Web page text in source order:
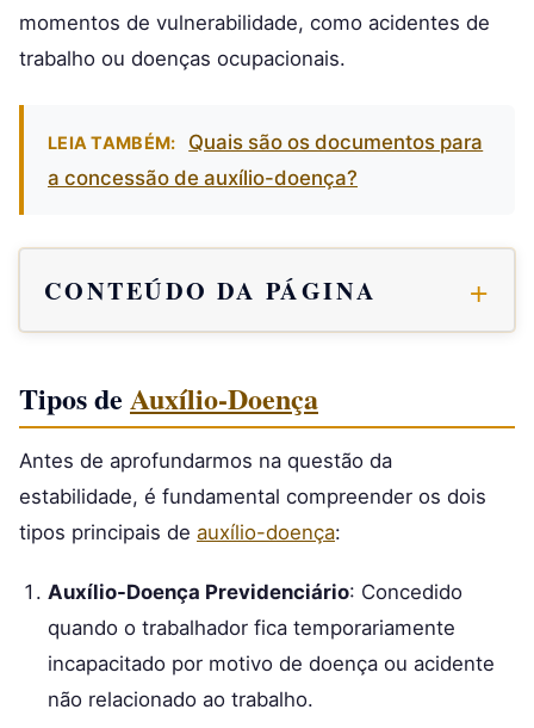
momentos de vulnerabilidade, como acidentes de
trabalho ou doenças ocupacionais.
LEIA TAMBÉM:
Quais são os documentos para
a concessão de auxílio-doença?
CONTEÚDO DA PÁGINA
Tipos de Auxílio-Doença
Antes de aprofundarmos na questão da
estabilidade, é fundamental compreender os dois
tipos principais de auxílio-doença:
Auxílio-Doença Previdenciário: Concedido
quando o trabalhador fica temporariamente
incapacitado por motivo de doença ou acidente
não relacionado ao trabalho.